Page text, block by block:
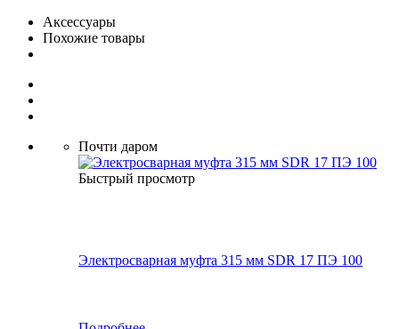
Аксессуары
Похожие товары
Почти даром
Быстрый просмотр
Электросварная муфта 315 мм SDR 17 ПЭ 100